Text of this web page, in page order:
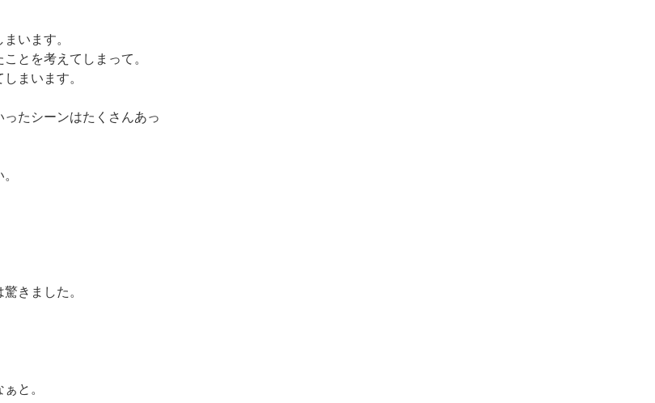
います。
とを考えてしまって。
まいます。
たシーンはたくさんあっ
きました。
と。